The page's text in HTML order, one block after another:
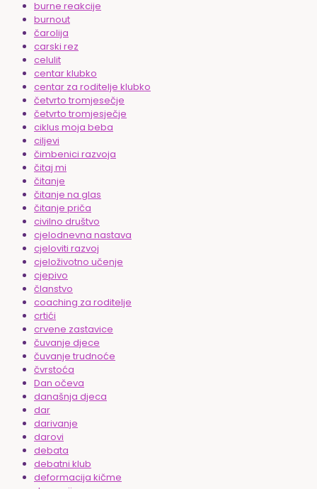
burne reakcije
burnout
čarolija
carski rez
celulit
centar klubko
centar za roditelje klubko
četvrto tromjesečje
četvrto tromjesječje
ciklus moja beba
ciljevi
čimbenici razvoja
čitaj mi
čitanje
čitanje na glas
čitanje priča
civilno društvo
cjelodnevna nastava
cjeloviti razvoj
cjeloživotno učenje
cjepivo
članstvo
coaching za roditelje
crtići
crvene zastavice
čuvanje djece
čuvanje trudnoće
čvrstoća
Dan očeva
današnja djeca
dar
darivanje
darovi
debata
debatni klub
deformacija kičme